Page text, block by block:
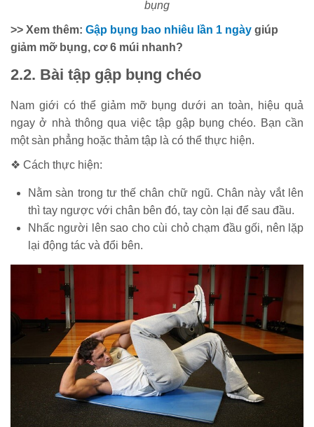
bụng
>> Xem thêm: Gập bụng bao nhiêu lần 1 ngày giúp
giảm mỡ bụng, cơ 6 múi nhanh?
2.2. Bài tập gập bụng chéo
Nam giới có thể giảm mỡ bụng dưới an toàn, hiệu quả
ngay ở nhà thông qua việc tập gập bụng chéo. Bạn cần
một sàn phẳng hoặc thảm tập là có thể thực hiện.
❖ Cách thực hiện:
Nằm sàn trong tư thế chân chữ ngũ. Chân này vắt lên
thì tay ngược với chân bên đó, tay còn lại để sau đầu.
Nhấc người lên sao cho cùi chỏ chạm đầu gối, nên lặp
lại động tác và đổi bên.